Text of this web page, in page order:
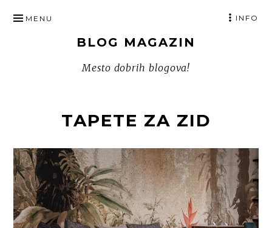
TO
BLOG MAGAZIN
Mesto dobrih blogova!
MENU INFO
TAPETE ZA ZID